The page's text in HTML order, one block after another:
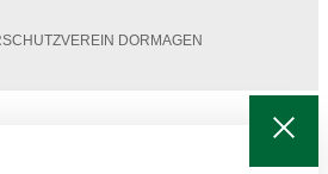
DORMAGEN